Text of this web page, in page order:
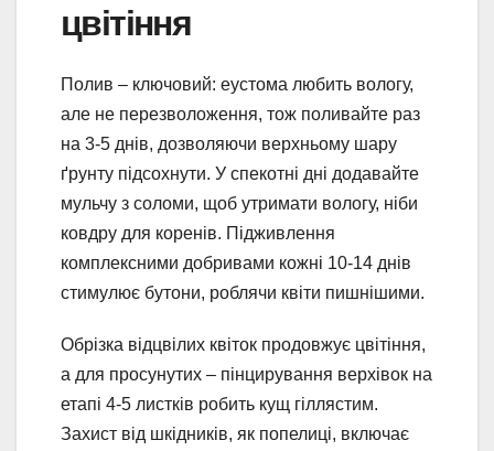
цвітіння
Полив – ключовий: еустома любить вологу,
але не перезволоження, тож поливайте раз
на 3-5 днів, дозволяючи верхньому шару
ґрунту підсохнути. У спекотні дні додавайте
мульчу з соломи, щоб утримати вологу, ніби
ковдру для коренів. Підживлення
комплексними добривами кожні 10-14 днів
стимулює бутони, роблячи квіти пишнішими.
Обрізка відцвілих квіток продовжує цвітіння,
а для просунутих – пінцирування верхівок на
етапі 4-5 листків робить кущ гіллястим.
Захист від шкідників, як попелиці, включає